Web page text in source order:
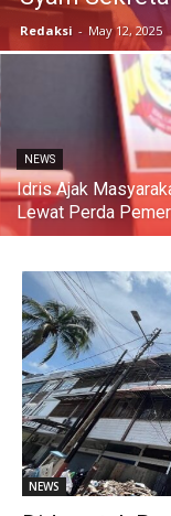
Redaksi - May 12, 2025
NEWS
Idris Ajak
Lewat Perda
NEWS